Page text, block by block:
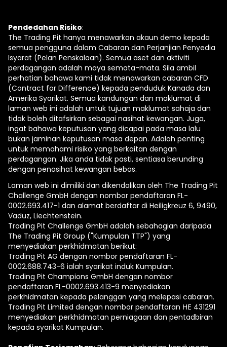
Pendedahan Risiko:
The Trading Pit hanya menawarkan akaun demo kepada
semua pengguna dalam Cabaran dan Perjanjian Penyedia
Isyarat (Pelan Penskalaan). Semua aset dan aktiviti
perdagangan adalah maya semata-mata. Sila ambil
perhatian bahawa kami tidak menawarkan cabaran CFD
(Contract for Difference) kepada penduduk Kanada dan
Amerika Syarikat. Semua kandungan dan maklumat di
laman web ini adalah untuk tujuan maklumat sahaja dan
tidak boleh ditafsirkan sebagai nasihat kewangan. Juga,
ingat bahawa keputusan yang dicapai pada masa lalu
bukan jaminan keputusan masa depan. Adalah penting
untuk memahami risiko yang berkaitan dengan
perdagangan. Jika anda tidak pasti, sentiasa berunding
dengan penasihat kewangan bebas.
Laman web ini dimiliki dan dikendalikan oleh The Trading Pit
Challenge GmbH dengan nombor pendaftaran FL-
0002.693.417-1 dan alamat berdaftar di Heiligkreuz 6, 9490,
Vaduz, Liechtenstein.
Trading Pit Challenge GmbH adalah sebahagian daripada
The Trading Pit Group ("Kumpulan TTP") yang
menyediakan perkhidmatan berikut:
Trading Pit AG dengan nombor pendaftaran FL-
0002.688.743-6 ialah syarikat induk Kumpulan.
Trading Pit Champions GmbH dengan nombor
pendaftaran FL-0002.693.413-9 menyediakan
perkhidmatan kepada pelanggan yang melepasi cabaran.
Trading Pit Limited dengan nombor pendaftaran ΗΕ 431291
menyediakan perkhidmatan perniagaan dan pentadbiran
kepada syarikat Kumpulan.